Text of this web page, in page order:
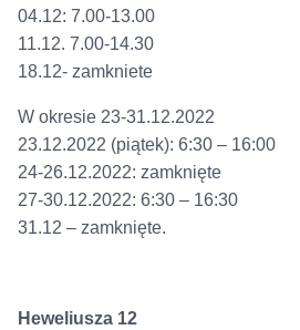
04.12: 7.00-13.00
11.12. 7.00-14.30
18.12- zamkniete
W okresie 23-31.12.2022
23.12.2022 (piątek): 6:30 – 16:00
24-26.12.2022: zamknięte
27-30.12.2022: 6:30 – 16:30
31.12 – zamknięte.
Heweliusza 12